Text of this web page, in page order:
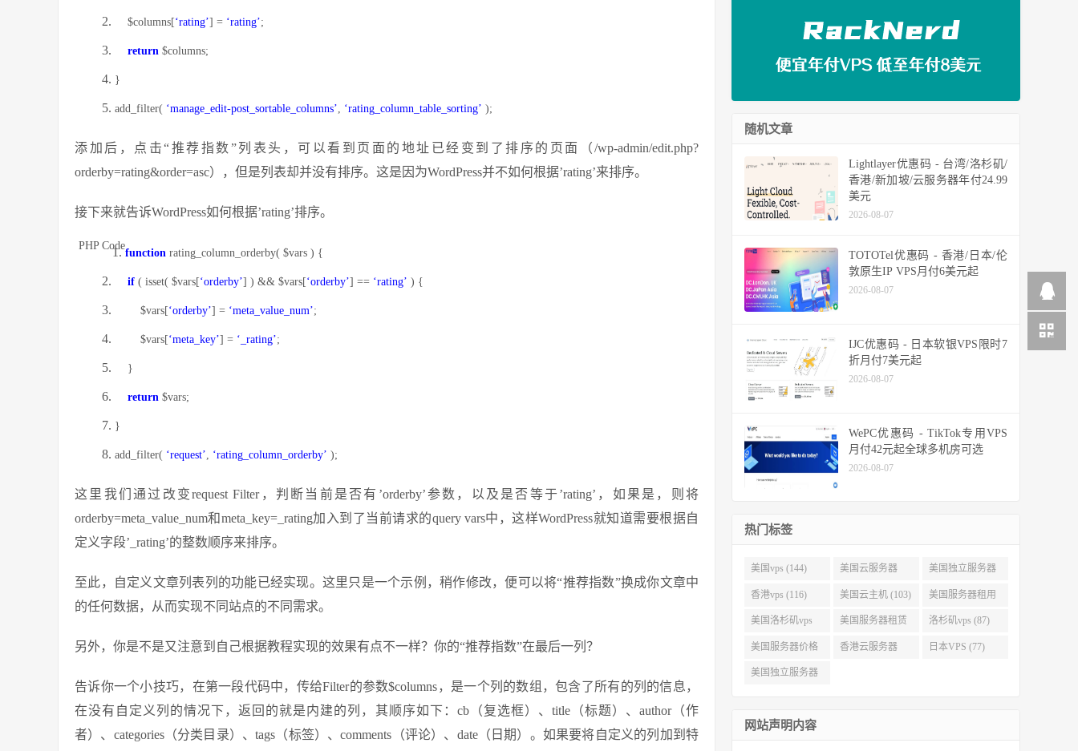
$columns[‘rating’] = ‘rating’;
return $columns;
}
add_filter( ‘manage_edit-post_sortable_columns’, ‘rating_column_table_sorting’ );
添加后，点击“推荐指数”列表头，可以看到页面的地址已经变到了排序的页面（/wp-admin/edit.php?
orderby=rating&order=asc），但是列表却并没有排序。这是因为WordPress并不如何根据’rating’来排序。
接下来就告诉WordPress如何根据’rating’排序。
PHP Code
function rating_column_orderby( $vars ) {
if ( isset( $vars[‘orderby’] ) && $vars[‘orderby’] == ‘rating’ ) {
$vars[‘orderby’] = ‘meta_value_num’;
$vars[‘meta_key’] = ‘_rating’;
}
return $vars;
}
add_filter( ‘request’, ‘rating_column_orderby’ );
这里我们通过改变request Filter，判断当前是否有’orderby’参数，以及是否等于’rating’，如果是，则将
orderby=meta_value_num和meta_key=_rating加入到了当前请求的query vars中，这样WordPress就知道需要根据自
定义字段’_rating’的整数顺序来排序。
至此，自定义文章列表列的功能已经实现。这里只是一个示例，稍作修改，便可以将“推荐指数”换成你文章中
的任何数据，从而实现不同站点的不同需求。
另外，你是不是又注意到自己根据教程实现的效果有点不一样？你的“推荐指数”在最后一列？
告诉你一个小技巧，在第一段代码中，传给Filter的参数$columns，是一个列的数组，包含了所有的列的信息，
在没有自定义列的情况下，返回的就是内建的列，其顺序如下：cb（复选框）、title（标题）、author（作
者）、categories（分类目录）、tags（标签）、comments（评论）、date（日期）。如果要将自定义的列加到特
随机文章
Lightlayer优惠码 - 台湾/洛杉矶/
香港/新加坡/云服务器年付24.99
美元
2026-08-07
TOTOTel优惠码 - 香港/日本/伦
敦原生IP VPS月付6美元起
2026-08-07
IJC优惠码 - 日本软银VPS限时7
折月付7美元起
2026-08-07
WePC优惠码 - TikTok专用VPS
月付42元起全球多机房可选
2026-08-07
热门标签
美国vps (144) 美国云服务器
(143)
美国独立服务器
(118)
香港vps (116) 美国云主机 (103) 美国服务器租用
(99)
美国洛杉矶vps
(94)
美国服务器租赁
(91)
洛杉矶vps (87)
美国服务器价格
(82)
香港云服务器 日本VPS (77)
美国独立服务器
网站声明内容